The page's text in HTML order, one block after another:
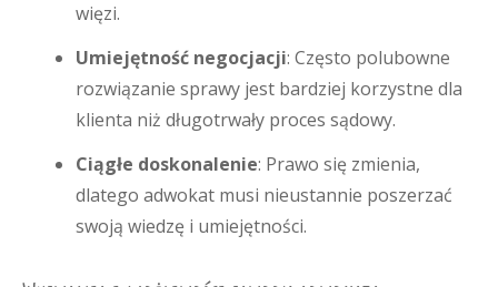
więzi.
Umiejętność negocjacji: Często polubowne
rozwiązanie sprawy jest bardziej korzystne dla
klienta niż długotrwały proces sądowy.
Ciągłe doskonalenie: Prawo się zmienia,
dlatego adwokat musi nieustannie poszerzać
swoją wiedzę i umiejętności.